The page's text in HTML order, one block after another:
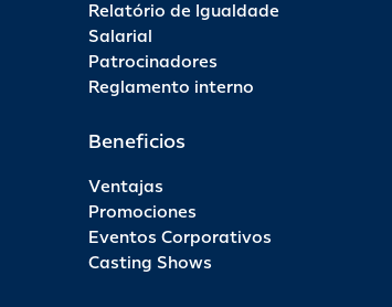
Relatório de Igualdade
Salarial
Patrocinadores
Reglamento interno
Beneficios
Ventajas
Promociones
Eventos Corporativos
Casting Shows